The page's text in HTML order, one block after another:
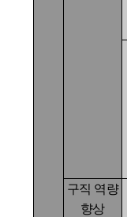
구직 역량
향상